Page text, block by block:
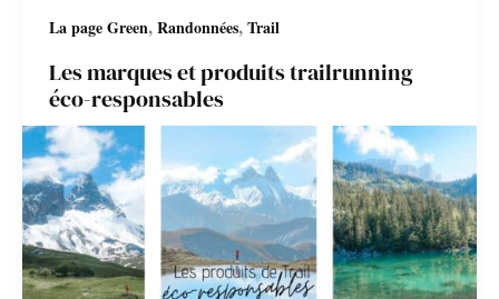
Pormenaz
La page Green,Randonnées,Trail
Les marques et produits trailrunning
éco-responsables